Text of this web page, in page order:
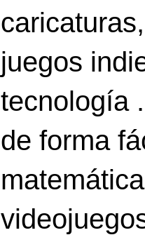
juegos
tecnología
de forma